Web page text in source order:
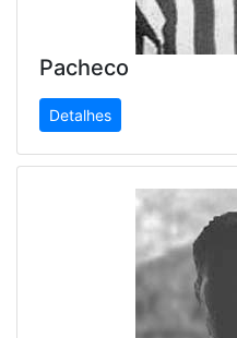
Pacheco
Detalhes